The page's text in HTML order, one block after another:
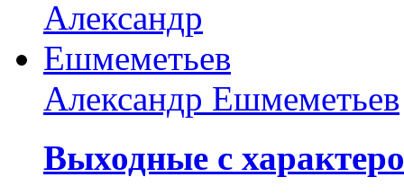
Александр Ешмеметьев
Выходные с